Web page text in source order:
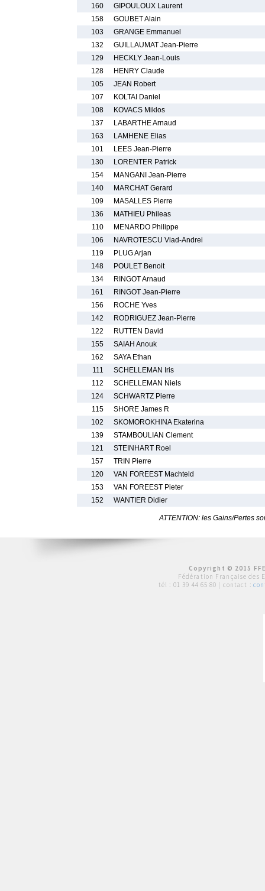
160
GIPOULOUX Laurent
158
GOUBET Alain
103
GRANGE Emmanuel
132
GUILLAUMAT Jean-Pierre
129
HECKLY Jean-Louis
128
HENRY Claude
105
JEAN Robert
107
KOLTAI Daniel
108
KOVACS Miklos
137
LABARTHE Arnaud
163
LAMHENE Elias
101
LEES Jean-Pierre
130
LORENTER Patrick
154
MANGANI Jean-Pierre
140
MARCHAT Gerard
109
MASALLES Pierre
136
MATHIEU Phileas
110
MENARDO Philippe
106
NAVROTESCU Vlad-Andrei
119
PLUG Arjan
148
POULET Benoit
134
RINGOT Arnaud
161
RINGOT Jean-Pierre
156
ROCHE Yves
142
RODRIGUEZ Jean-Pierre
122
RUTTEN David
155
SAIAH Anouk
162
SAYA Ethan
111
SCHELLEMAN Iris
112
SCHELLEMAN Niels
124
SCHWARTZ Pierre
115
SHORE James R
102
SKOMOROKHINA Ekaterina
139
STAMBOULIAN Clement
121
STEINHART Roel
157
TRIN Pierre
120
VAN FOREEST Machteld
153
VAN FOREEST Pieter
152
WANTIER Didier
ATTENTION: les Gains/Pertes
Copyright © 2015
Fédération Française des
tél : 01 39 44 65 80 | contact :